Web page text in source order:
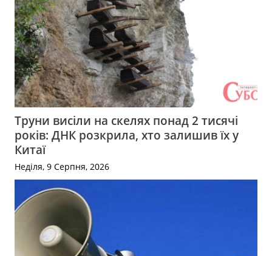
Труни висіли на скелях понад 2 тисячі
років: ДНК розкрила, хто залишив їх у
Китаї
Неділя, 9 Серпня, 2026